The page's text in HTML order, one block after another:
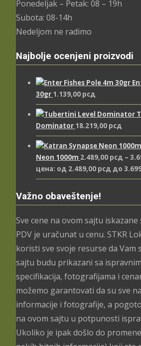
Ponedeljak – Petak: 08 – 19h
Subota: 08-14h
Nedeljom ne radimo
Najbolje ocenjeni proizvodi
30gr 1.139,00 рсд
Dominator 18.219,00 рсд
Neon 1000m 2.489,00 рсд –
цена: од 2.489,00 рсд до
Važno obaveštenje!
Sve cene na ovom sajtu
PDV je uračunat u cenu. STKR
koristi sve svoje resurse da Vam
sajtu budu prikazani sa
specifikacija, fotografijama i
možemo garantovati da su sve
informacije i fotografije, a
na ovom sajtu u potpunosti
Ukoliko je ipak došlo do